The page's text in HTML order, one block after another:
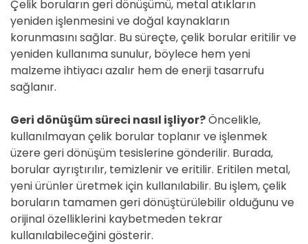
Çelik boruların geri dönüşümü, metal atıkların
yeniden işlenmesini ve doğal kaynakların
korunmasını sağlar. Bu süreçte, çelik borular eritilir ve
yeniden kullanıma sunulur, böylece hem yeni
malzeme ihtiyacı azalır hem de enerji tasarrufu
sağlanır.
Geri dönüşüm süreci nasıl işliyor?Öncelikle,
kullanılmayan çelik borular toplanır ve işlenmek
üzere geri dönüşüm tesislerine gönderilir. Burada,
borular ayrıştırılır, temizlenir ve eritilir. Eritilen metal,
yeni ürünler üretmek için kullanılabilir. Bu işlem, çelik
boruların tamamen geri dönüştürülebilir olduğunu ve
orijinal özelliklerini kaybetmeden tekrar
kullanılabileceğini gösterir.